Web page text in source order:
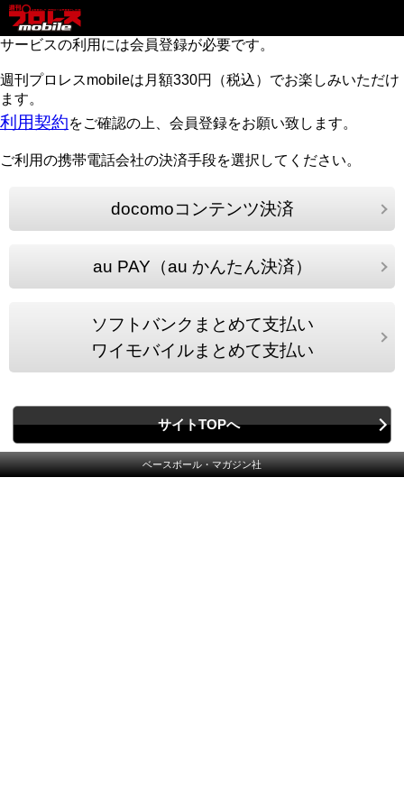
サービスの利用には会員登録が必要です。
週刊プロレスmobileは月額330円（税込）でお楽しみいただけ
ます。
利用契約をご確認の上、会員登録をお願い致します。
ご利用の携帯電話会社の決済手段を選択してください。
docomoコンテンツ決済
au PAY（au かんたん決済）
ソフトバンクまとめて支払い
ワイモバイルまとめて支払い
サイトTOPへ
ベースボール・マガジン社